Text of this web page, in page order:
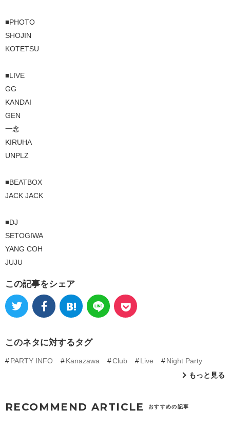
■PHOTO
SHOJIN
KOTETSU
■LIVE
GG
KANDAI
GEN
一念
KIRUHA
UNPLZ
■BEATBOX
JACK JACK
■DJ
SETOGIWA
YANG COH
JUJU
この記事をシェア
このネタに対するタグ
PARTY INFO Kanazawa Club Live
Night Party
もっと見る
RECOMMEND ARTICLE おすすめの記事